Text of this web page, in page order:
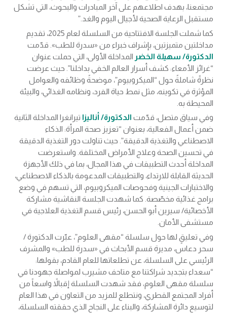
مجتمعنا، بهدف اطلاعهم على آخر المبادرات والبحوث، التي تشكل
مستقبل الرعاية الصحية لأجيال اليوم والغد.”
كما شملت الجلسة الافتتاحية من السلسلة لعام 2025، تقديم
مداخلتين متميزتين، بإشراف خبراء من «سدرة للطب». قدّمت
الدكتورة/ سهيلة الخضر المداخلة الأولى، التي حملت عنوان
“غرائز الأمعاء: كشف أسرار العالم الخفي بداخلنا”. حيث عرضت
نظرةً شاملةً حول “الميكروبيوم”، موضحةً وظائفه والعوامل
المؤثرة في تكوينه، مثل نمط حياة الفرد، ونظامه الغذائي، والبيئة
المحيطة به.
وفي سياق متصل، قدّمت الدكتورة/ أناليزا تيرانغرا المداخلة الثانية
ضمن أعمال الفعالية، بعنوان “تعزيز صحة المرأة: الذكاء
الاصطناعي والتغذية الدقيقة”. حيث تناولت دور التغذية الدقيقة
في تحسين الصحة وعلاج الأمراض المختلفة. واستعرضت
المداخلة أحدث التطبيقات في هذا المجال، بما في ذلك الأجهزة
الحديثة القابلة للارتداء، والتطبيقات المدعومة بالذكاء الاصطناعي،
والاختبارات الجينية وفحوصات الميكروبيوم، التي تسهم في وضع
برامج غذائية مخصّصة. كما شهدت الجلسة النقاشية مشاركة
الأخصائية/ سيرين أبو الحسن، رئيس قسم التغذية العلاجية في
مستشفى الأمان.
وفي تعليقٍ لها حول سلسلة “مقهى العلوم”، عبّرت الدكتورة /
سحر دعاس، مديرة قسم الأبحاث في «سدرة للطب» والمشرف
الرئيسي على السلسلة، عن تطلعاتها للعام القادم، بقولها:
“سعداء بتجديد شراكتنا مع متاحف مشيرب لمواصلة جهودنا في
سلسلة مقهى العلوم، فقد شهدت السلسلة إقبالاً واسعاً من
أفراد المجتمع القطري، ونتطلع للمزيد من التعاون في هذا العام
لتوسيع دائرة المشاركة، والبناء على النجاح الذي حققته السلسلة،